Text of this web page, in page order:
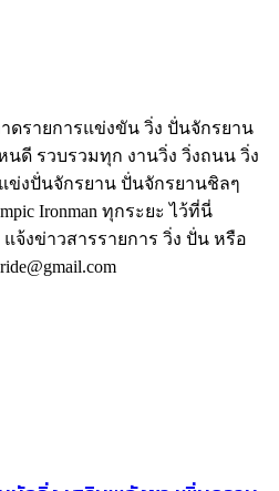
ดรายการแข่งขัน วิ่ง ปั่นจักรยาน
ดี รวบรวมทุก งานวิ่ง วิ่งถนน วิ่ง
แข่งปั่นจักรยาน ปั่นจักรยานชิลๆ
Ironman ทุกระยะ ไว้ที่นี่
จ้งข่าวสารรายการ วิ่ง ปั่น หรือ